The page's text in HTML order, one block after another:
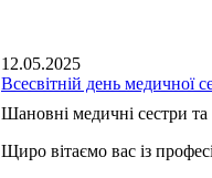
12.05.2025
Всесвітній день медичної
Шановні медичні сестри та
Щиро вітаємо вас із